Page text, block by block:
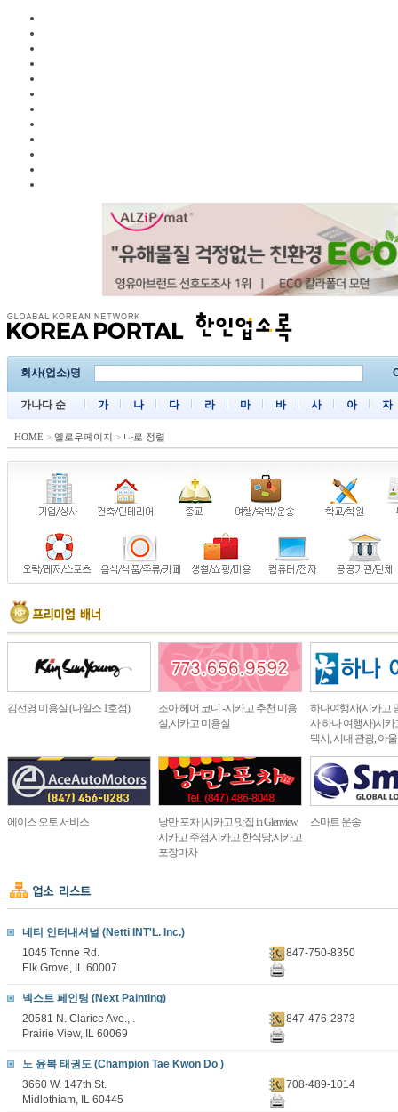
회사(업소)명
가나다 순 가 나 다 라 마 바 사 아 자
HOME > 옐로우페이지 > 나로 정렬
김선영 미용실 (나일스 1호점)
조아 헤어 코디 -시카고 추천 미용
실,시카고 미용실
하나여행사(시카고
사 하나 여행사)시카
택시, 시내 관광, 아
에이스 오토 서비스
낭만 포차 | 시카고 맛집 in Glenview,
시카고 주점,시카고 한식당,시카고
포장마차
스마트 운송
네티 인터내셔널 (Netti INT'L. Inc.)
1045 Tonne Rd.
Elk Grove, IL 60007
847-750-8350
넥스트 페인팅 (Next Painting)
20581 N. Clarice Ave., .
Prairie View, IL 60069
847-476-2873
노 윤복 태권도 (Champion Tae Kwon Do )
3660 W. 147th St.
Midlothiam, IL 60445
708-489-1014